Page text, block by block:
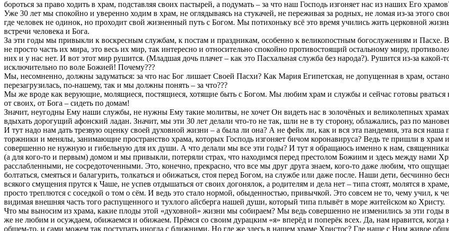
бороться за право ходить в храм, подставляя своих пастырей, а подумать – за что наш Господь изгоняет нас из наших Его
Уже 30 лет мы спокойно и уверенно ходим в храм, не оглядываясь на стукачей, не переживая за родных, не ломая из-за этого
где человек не одинок, но проходит свой жизненный путь с Богом. Мы потихоньку всё это время учились жить церковной
встречи человека и Бога.
За эти годы мы привыкли к воскресным службам, к постам и праздникам, особенно к великопостным богослужениям и Пасхе.
не просто часть их мира, это весь их мир, так интересно и относительно спокойно противостоящий остальному миру,
них и у нас нет. И вот этот мир рушится. (Младшая дочь плачет – как это Пасхальная служба без народа?). Рушится из-за
исключительно по воле Божией! Почему???
Мы, несомненно, должны задуматься: за что нас Бог лишает Своей Пасхи? Как Мария Египетская, не допущенная в храм,
перезагрузилась, по-нашему, так и мы должны понять – за что???
Мы же вроде как верующие, молящиеся, постящиеся, хотящие быть с Богом. Мы любим храм и службы и сейчас готовы рваться
от своих, от Бога – сидеть по домам!
Значит, неугодны Ему наши службы, не нужны Ему такие молитвы, не хочет Он видеть нас в золочёных и великолепных
вдыхать дорогущий афонский ладан. Значит, мы эти 30 лет делали что-то не так, шли не в ту сторону, облажались, раз по
И тут надо нам дать трезвую оценку своей духовной жизни – а была ли она? А не фейк ли, как и вся эта пандемия, эта вся
торжники и менялы, занимающие пространство храма, которых Господь изгоняет бичом коронавируса? Ведь те пришли в храм
совершенно не нужную и гибельную для их души. А что делали мы все эти годы? И тут я обращаюсь именно к нам,
(а для кого-то и первым) домом и мы привыкли, потеряли страх, что находимся перед престолом Божиим и здесь между нами
расслабленными, не сосредоточенными. Это, конечно, прекрасно, что все мы друг друга знаем, кого-то даже любим, что
болтаться, смеяться и балагурить, толкаться и обижаться, стоя перед Богом, на службе или даже после. Наши дети, бесчинно
всякого смущения прутся к Чаше, не успев отдышаться от своих догонялок, а родителям и дела нет – типа стоят, молятся в
просто треплются с соседкой о том о сём. И ведь это стало нормой, обыденностью, привычкой. Это совсем не то, чему учил, к
видимая внешняя часть того распущенного и тухлого айсберга нашей души, который типа плывёт в море житейском ко Христу.
Что мы выносим из храма, какие плоды этой «духовной» жизни мы собираем? Мы ведь совершенно не изменились за эти
же не любим и осуждаем, обижаемся и обижаем. Прёмся со своим дурацким «я» вперёд и поперёк всех. Да, нам нравится,
общем-то, и сами можем так поступать иногда с ближними. Но где же здесь в нашем храме Христос? Где наше с Ним живое